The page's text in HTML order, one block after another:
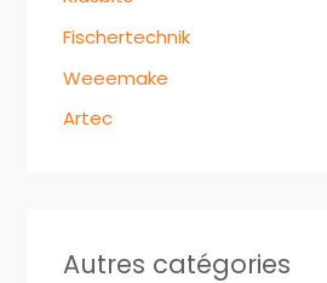
Fischertechnik
Weeemake
Artec
Autres catégories